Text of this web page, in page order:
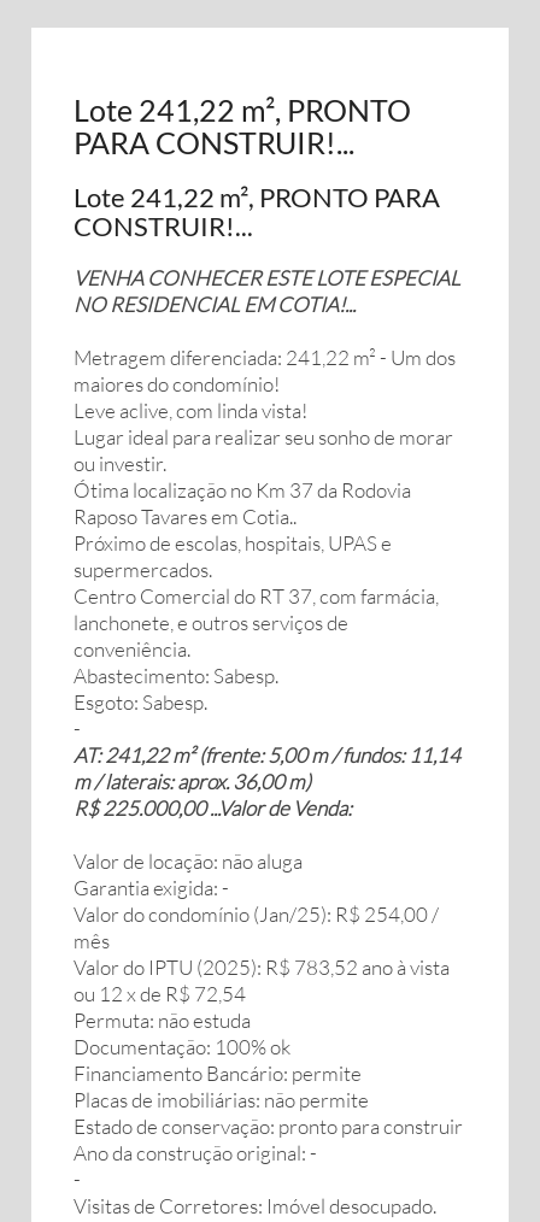
Lote 241,22 m², PRONTO
PARA CONSTRUIR!...
Lote 241,22 m², PRONTO PARA
CONSTRUIR!...
VENHA CONHECER ESTE LOTE ESPECIAL
NO RESIDENCIAL EM COTIA!...
Metragem diferenciada: 241,22 m² - Um dos
maiores do condomínio!
Leve aclive, com linda vista!
Lugar ideal para realizar seu sonho de morar
ou investir.
Ótima localização no Km 37 da Rodovia
Raposo Tavares em Cotia..
Próximo de escolas, hospitais, UPAS e
supermercados.
Centro Comercial do RT 37, com farmácia,
lanchonete, e outros serviços de
conveniência.
Abastecimento: Sabesp.
Esgoto: Sabesp.
-
AT: 241,22 m² (frente: 5,00 m / fundos: 11,14
m / laterais: aprox. 36,00 m)
R$ 225.000,00 ...Valor de Venda:
Valor de locação: não aluga
Garantia exigida: -
Valor do condomínio (Jan/25): R$ 254,00 /
mês
Valor do IPTU (2025): R$ 783,52 ano à vista
ou 12 x de R$ 72,54
Permuta: não estuda
Documentação: 100% ok
Financiamento Bancário: permite
Placas de imobiliárias: não permite
Estado de conservação: pronto para construir
Ano da construção original: -
-
Visitas de Corretores: Imóvel desocupado.